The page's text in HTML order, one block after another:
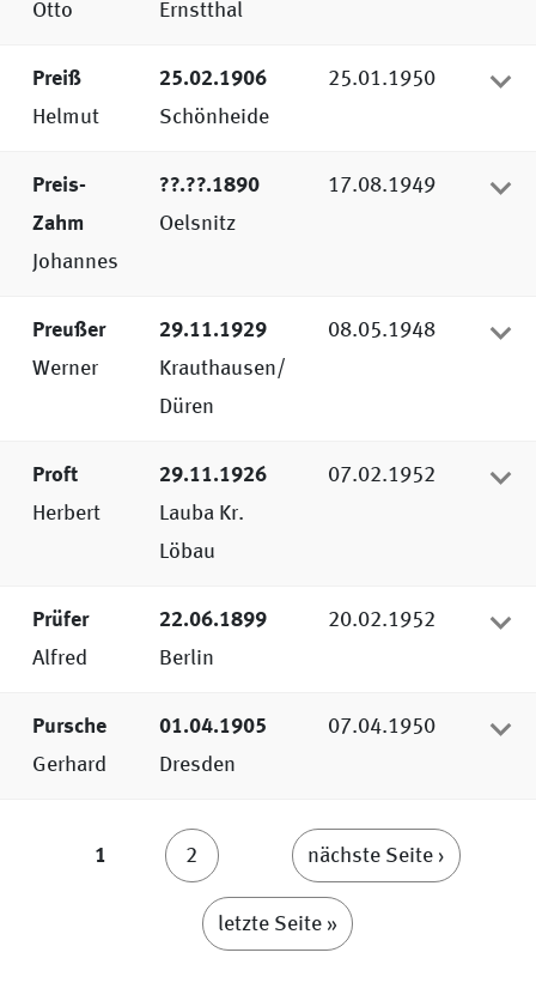
Otto Ernstthal
Preiß
Helmut
25.02.1906
Schönheide
25.01.1950
Preis-
Zahm
Johannes
??.??.1890
Oelsnitz
17.08.1949
Preußer
Werner
29.11.1929
Krauthausen/
Düren
08.05.1948
Proft
Herbert
29.11.1926
Lauba Kr.
Löbau
07.02.1952
Prüfer
Alfred
22.06.1899
Berlin
20.02.1952
Pursche
Gerhard
01.04.1905
Dresden
07.04.1950
Seiten1 2 nächste Seite ›
letzte Seite »